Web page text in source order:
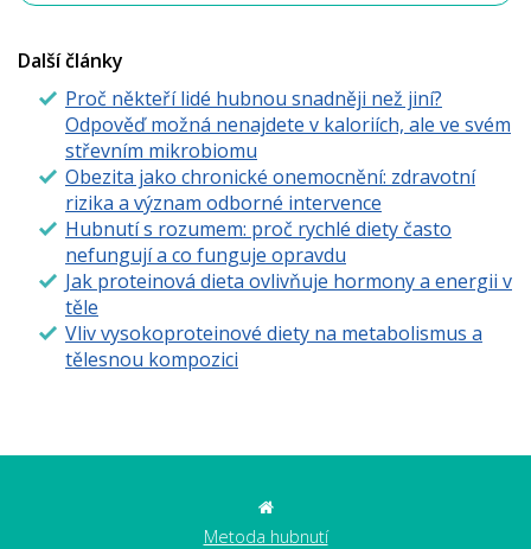
Další články
Proč někteří lidé hubnou snadněji než jiní?
Odpověď možná nenajdete v kaloriích, ale ve svém
střevním mikrobiomu
Obezita jako chronické onemocnění: zdravotní
rizika a význam odborné intervence
Hubnutí s rozumem: proč rychlé diety často
nefungují a co funguje opravdu
Jak proteinová dieta ovlivňuje hormony a energii v
těle
Vliv vysokoproteinové diety na metabolismus a
tělesnou kompozici
Metoda hubnutí